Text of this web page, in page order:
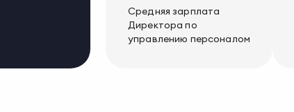
Средняя зарплата
Директора по
управлению персоналом